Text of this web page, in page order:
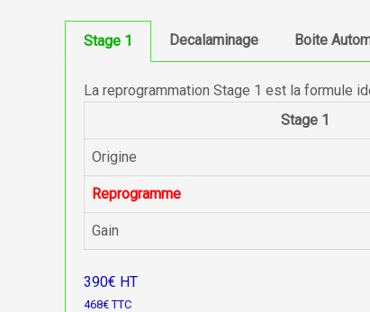
Stage 1 Decalaminage Boite
La reprogrammation Stage 1 est la formule
Stage 1
Origine
Reprogramme
Gain
390€ HT
468€ TTC